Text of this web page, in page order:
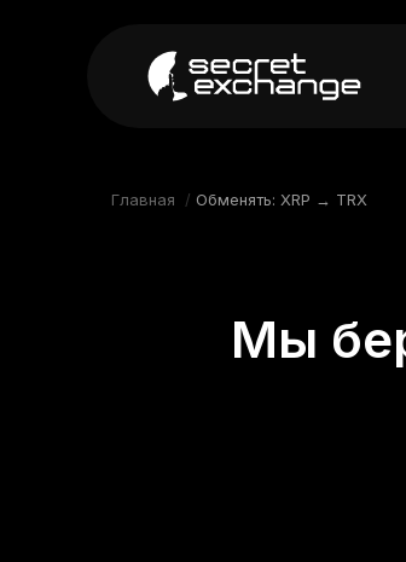
Главная / Обменять: XRP → TRX
Мы